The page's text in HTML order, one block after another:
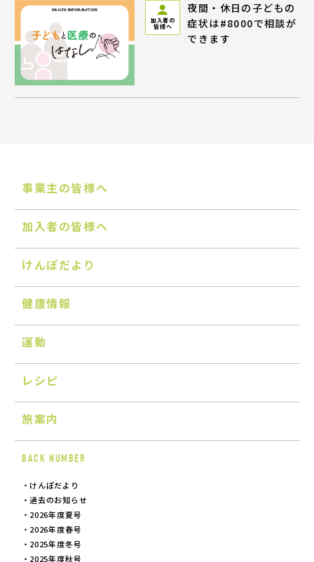
加入者の
皆様へ
夜間・休日の子どもの
症状は#8000で相談が
できます
事業主の皆様へ
加入者の皆様へ
けんぽだより
健康情報
運動
レシピ
旅案内
BACK NUMBER
けんぽだより
過去のお知らせ
2026年度夏号
2026年度春号
2025年度冬号
2025年度秋号